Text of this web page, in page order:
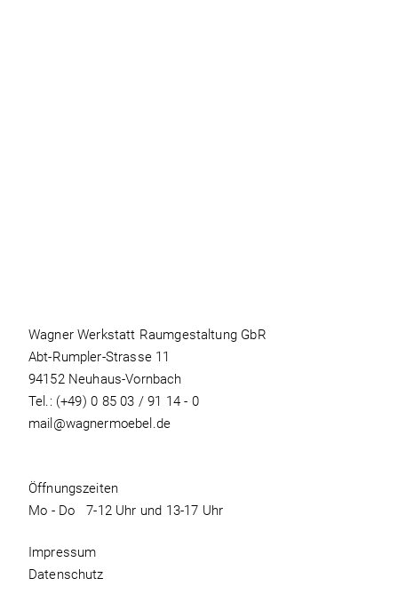
Wagner Werkstatt Raumgestaltung GbR
Abt-Rumpler-Strasse 11
94152 Neuhaus-Vornbach
Tel.: (+49) 0 85 03 / 91 14 - 0
mail@wagnermoebel.de
Öffnungszeiten
Mo - Do 7-12 Uhr und 13-17 Uhr
Impressum
Datenschutz